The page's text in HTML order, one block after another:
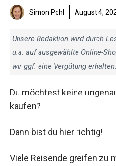
Simon Pohl August 4,
Unsere Redaktion wird durch
u.a. auf ausgewählte Online-
wir ggf. eine Vergütung erhalten.
Du möchtest keine
kaufen?
Dann bist du hier richtig!
Viele Reisende greifen zu